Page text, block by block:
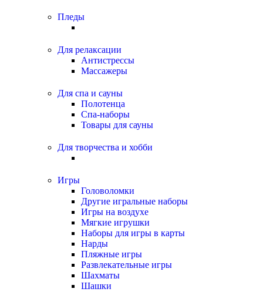
Пледы
Для релаксации
Антистрессы
Массажеры
Для спа и сауны
Полотенца
Спа-наборы
Товары для сауны
Для творчества и хобби
Игры
Головоломки
Другие игральные наборы
Игры на воздухе
Мягкие игрушки
Наборы для игры в карты
Нарды
Пляжные игры
Развлекательные игры
Шахматы
Шашки